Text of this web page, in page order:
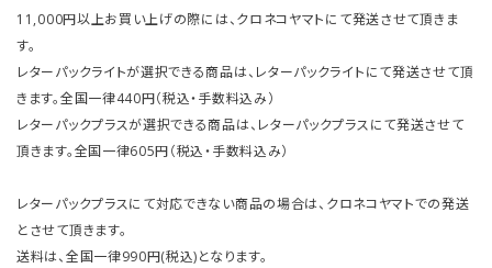
11,000円以上お買い上げの際には、クロネコヤマトにて発送させて頂きま
す。
レターパックライトが選択できる商品は、レターパックライトにて発送させて頂
きます。全国一律440円（税込・手数料込み）
レターパックプラスが選択できる商品は、レターパックプラスにて発送させて
頂きます。全国一律605円（税込・手数料込み）
レターパックプラスにて対応できない商品の場合は、クロネコヤマトでの発送
とさせて頂きます。
送料は、全国一律990円(税込)となります。